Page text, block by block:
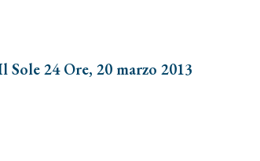
Sole 24 Ore, 20 marzo 2013